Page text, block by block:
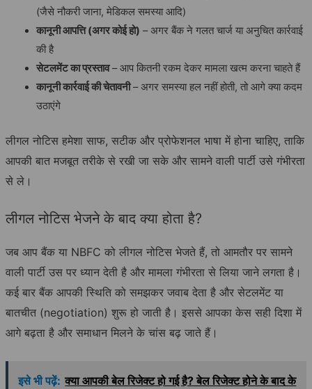
(जैसे नौकरी जाना, मेडिकल समस्या आदि)
कानूनी आपत्ति (अगर कोई हो) – अगर बैंक ने गलत चार्ज या अनुचित कार्रवाई
की है
सेटलमेंट का प्रस्ताव– आप कितनी रकम देकर मामला खत्म करना चाहते हैं
कानूनी कार्रवाई की चेतावनी– अगर समस्या हल नहीं होती, तो आगे क्या कदम
उठाएंगे
लीगल नोटिस हमेशा साफ, सटीक और प्रोफेशनल भाषा में होना चाहिए, ताकि
आपकी बात मजबूत तरीके से रखी जा सके और सामने वाली पार्टी उसे गंभीरता
से ले।
लीगल नोटिस भेजने के बाद क्या होता है?
जब आप बैंक या NBFC को लीगल नोटिस भेजते हैं, तो आमतौर पर सामने
वाली पार्टी उस पर ध्यान देती है और मामला गंभीरता से लिया जाने लगता है।
कई बार बैंक आपकी स्थिति को समझकर जवाब देता है और सेटलमेंट या
बातचीत (negotiation) शुरू हो जाती है। इससे आपका केस सही दिशा में
आगे बढ़ता है और समाधान मिलने के चांस बढ़ जाते हैं।
इसे भी पढ़ें: क्या आपकी बेल रिजेक्ट हो गई है? बेल रिजेक्ट होने के बाद के